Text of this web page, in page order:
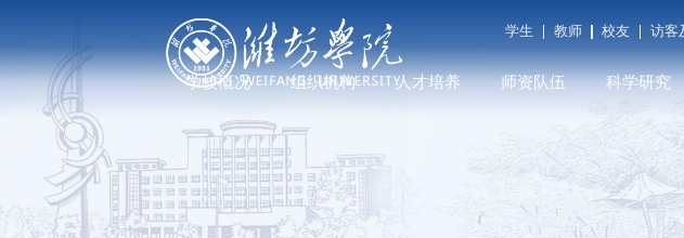
学生 教师 校友 访客
学校概况
学校简介
现任领导
历任领导
组织机构
党政管理机构
教学机构
科研机构
人才培养
继续教育、职业教育
师资队伍
人才招聘
科学研究
学术期刊
科研成果